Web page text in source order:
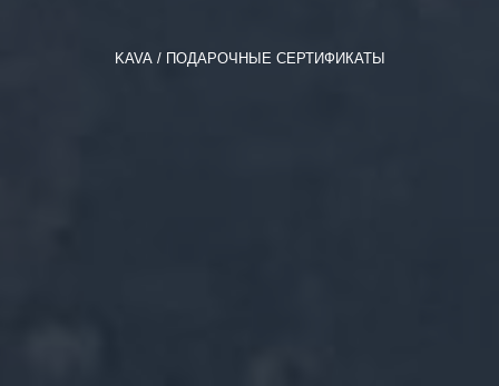
KAVA ПОДАРОЧНЫЕ СЕРТИФИКАТЫ